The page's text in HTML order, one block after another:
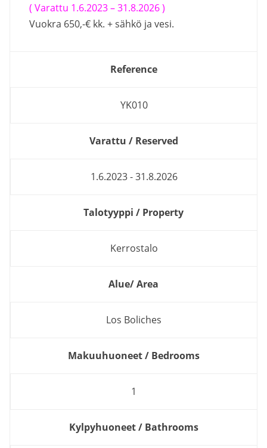
( Varattu 1.6.2023 – 31.8.2026 )
Vuokra 650,-€ kk. + sähkö ja vesi.
Reference
YK010
Varattu / Reserved
1.6.2023 - 31.8.2026
Talotyyppi / Property
Kerrostalo
Alue/ Area
Los Boliches
Makuuhuoneet / Bedrooms
1
Kylpyhuoneet / Bathrooms